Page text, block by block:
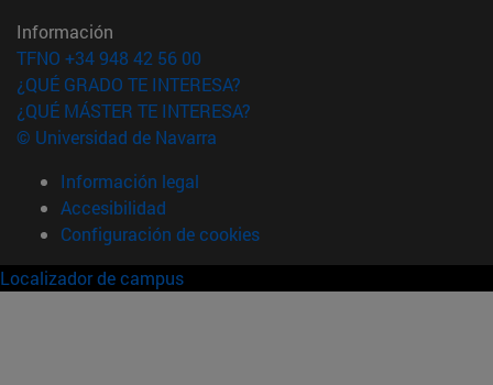
Información
TFNO +34 948 42 56 00
¿QUÉ GRADO TE INTERESA?
¿QUÉ MÁSTER TE INTERESA?
© Universidad de Navarra
Información legal
Accesibilidad
Configuración de cookies
Localizador de campus